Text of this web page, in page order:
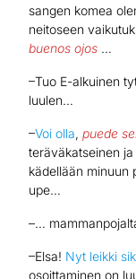
sangen komea
neitoseen
buenos ojos …
–Tuo E-alkuinen
luulen…
–Voi olla, puede
teräväkatseinen
kädellään minuun
upe…
–…
–Elsa! Nyt leikki
osoittaminen on